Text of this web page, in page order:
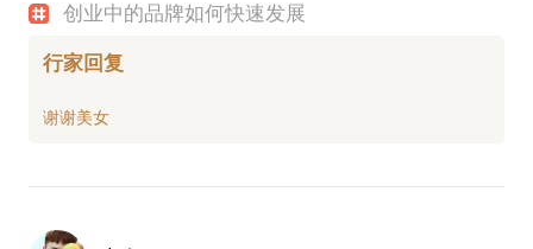
创业中的品牌如何快速发展
行家回复